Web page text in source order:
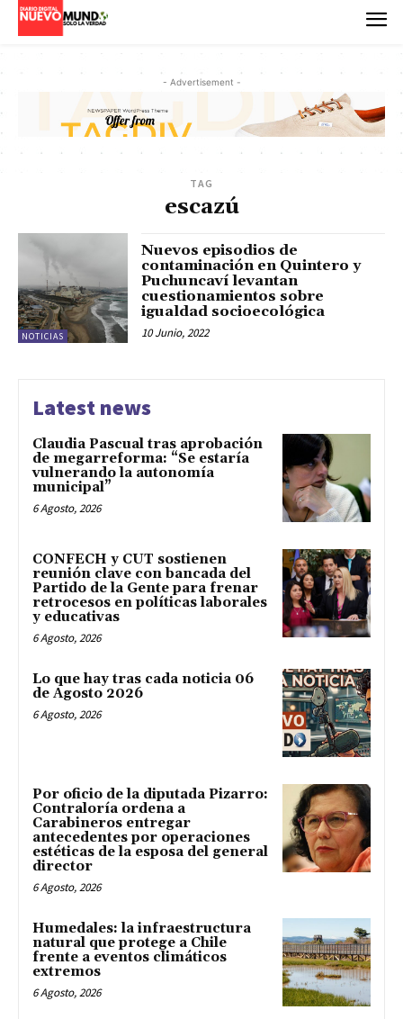
- Advertisement -
TAG
escazú
NOTICIAS
Nuevos episodios de
contaminación en Quintero y
Puchuncaví levantan
cuestionamientos sobre
igualdad socioecológica
10 Junio, 2022
Latest news
Claudia Pascual tras aprobación
de megarreforma: “Se estaría
vulnerando la autonomía
municipal”
6 Agosto, 2026
CONFECH y CUT sostienen
reunión clave con bancada del
Partido de la Gente para frenar
retrocesos en políticas laborales
y educativas
6 Agosto, 2026
Lo que hay tras cada noticia 06
de Agosto 2026
6 Agosto, 2026
Por oficio de la diputada Pizarro:
Contraloría ordena a
Carabineros entregar
antecedentes por operaciones
estéticas de la esposa del general
director
6 Agosto, 2026
Humedales: la infraestructura
natural que protege a Chile
frente a eventos climáticos
extremos
6 Agosto, 2026